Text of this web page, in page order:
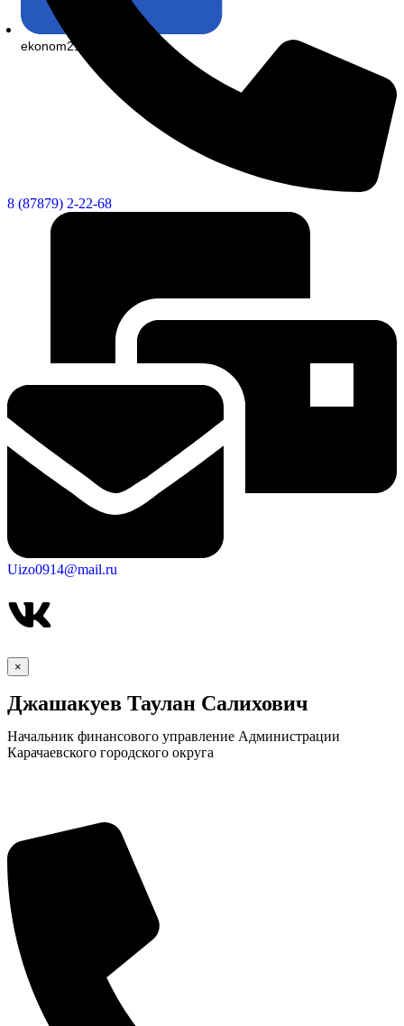
ekonom21@list.ru
8 (87879) 2-22-68
Uizo0914@mail.ru
×
Джашакуев Таулан Салихович
Начальник финансового управление Администрации
Карачаевского городского округа